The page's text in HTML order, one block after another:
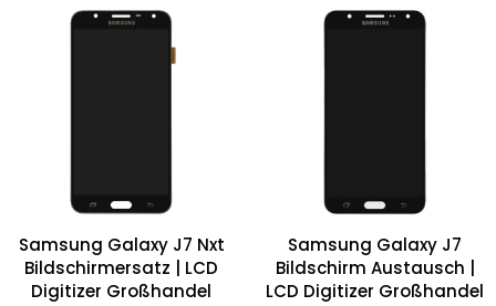
Samsung Galaxy J7 Nxt
Bildschirmersatz | LCD
Digitizer Großhandel
Samsung Galaxy J7
Bildschirm Austausch |
LCD Digitizer Großhandel